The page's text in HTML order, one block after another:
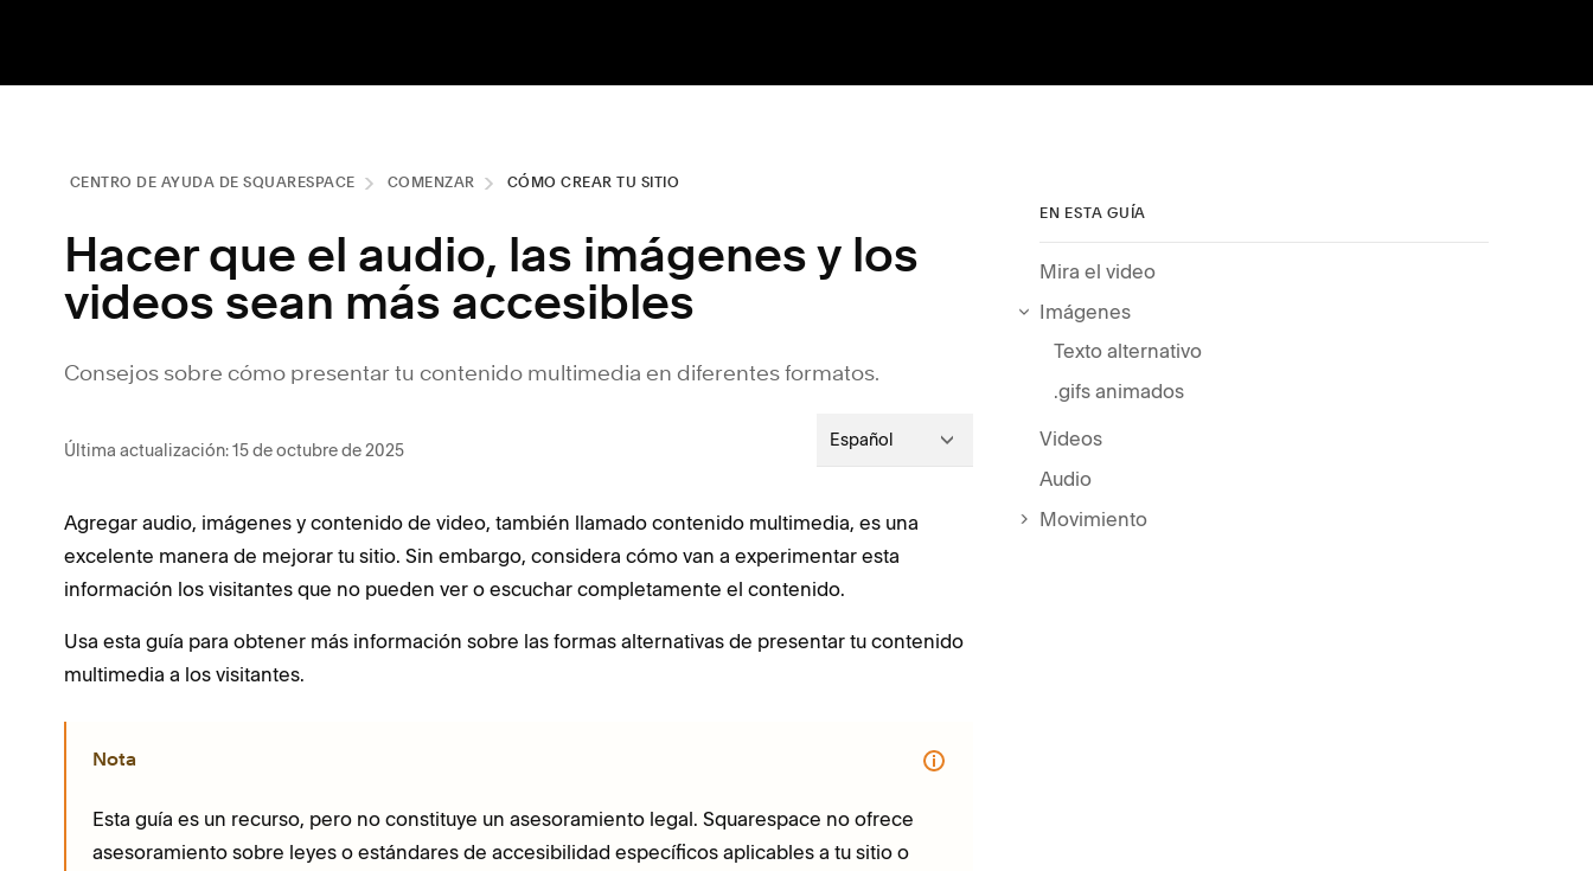
CENTRO DE AYUDA DE SQUARESPACE COMENZAR CÓMO CREAR TU SITIO
Hacer que el audio, las imágenes y los
videos sean más accesibles
Consejos sobre cómo presentar tu contenido multimedia en diferentes formatos.
Última actualización: 15 de octubre de 2025 Español
Agregar audio, imágenes y contenido de video, también llamado contenido multimedia, es una
excelente manera de mejorar tu sitio. Sin embargo, considera cómo van a experimentar esta
información los visitantes que no pueden ver o escuchar completamente el contenido.
Usa esta guía para obtener más información sobre las formas alternativas de presentar tu contenido
multimedia a los visitantes.
Nota
Esta guía es un recurso, pero no constituye un asesoramiento legal. Squarespace no ofrece
asesoramiento sobre leyes o estándares de accesibilidad específicos aplicables a tu sitio o
EN ESTA GUÍA
Mira el video
Imágenes
Texto alternativo
.gifs animados
Videos
Audio
Movimiento